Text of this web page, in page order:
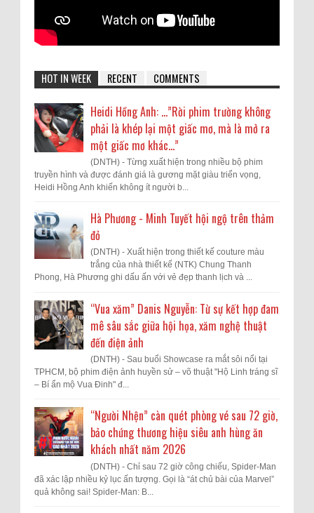
HOT IN WEEK RECENT COMMENTS
Heidi Hồng Anh: …”Rời phim trường không
phải là khép lại một giấc mơ, mà là mở ra
một giấc mơ khác...”
(DNTH) - Từng xuất hiện trong nhiều bộ phim
truyền hình và được đánh giá là gương mặt giàu triển vọng,
Heidi Hồng Anh khiến không ít người b...
Hà Phương - Minh Tuyết hội ngộ trên thảm
đỏ
(DNTH) - Xuất hiện trong thiết kế couture màu
trắng của nhà thiết kế (NTK) Chung Thanh
Phong, Hà Phương ghi dấu ấn với vẻ đẹp thanh lịch và ...
“Vua xăm” Danis Nguyễn: Từ sự kết hợp đam
mê sâu sắc giữa hội họa, xăm nghệ thuật
đến điện ảnh
(DNTH) - Sau buổi Showcase ra mắt sôi nổi tại
TPHCM, bộ phim điện ảnh huyền sử – võ thuật "Hộ Linh tráng sĩ
– Bí ẩn mộ Vua Đinh" đ...
“Người Nhện” càn quét phòng vé sau 72 giờ,
bảo chứng thương hiệu siêu anh hùng ăn
khách nhất năm 2026
(DNTH) - Chỉ sau 72 giờ công chiếu, Spider-Man
đã xác lập nhiều kỷ lục ấn tượng. Gọi là “át chủ bài của Marvel”
quả không sai! Spider-Man: B...